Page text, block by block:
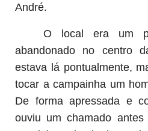
André.
O local era um
abandonado no centro
estava lá pontualmente,
tocar a campainha um
De forma apressada e
ouviu um chamado